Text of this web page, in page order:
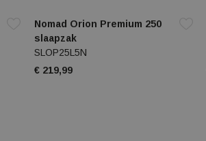
Nomad Orion Premium 250
slaapzak
SLOP25L5N
€ 219,99